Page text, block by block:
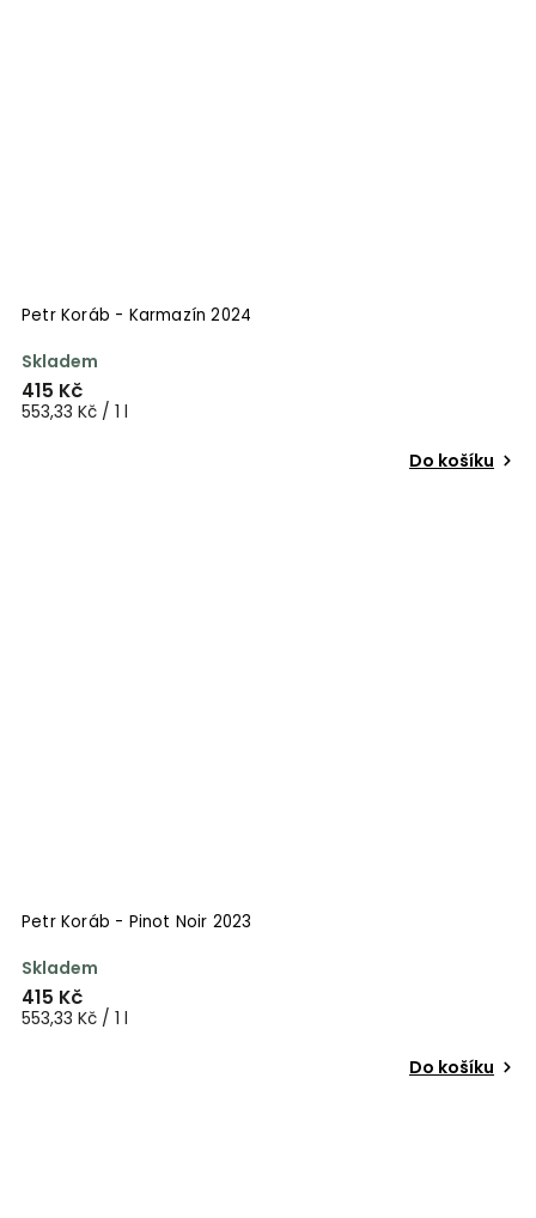
Petr Koráb - Karmazín 2024
Skladem
415 Kč
553,33 Kč / 1 l
Do košíku
Petr Koráb - Pinot Noir 2023
Skladem
415 Kč
553,33 Kč / 1 l
Do košíku